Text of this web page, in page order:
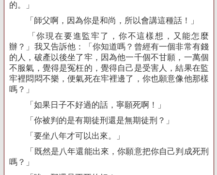
的。」
「師父啊，因為你是和尚，所以會講這種話！」
「你現在要進監牢了，你不這樣想，又能怎麼
辦？」我又告訴他：「你知道嗎？曾經有一個非常有錢
的人，破產以後坐了牢，因為他一千個不甘願，一萬個
不服氣，覺得是冤枉的，覺得自己是受害人，結果在監
牢裡悶悶不樂，便氣死在牢裡邊了，你也願意像他那樣
嗎？」
「如果日子不好過的話，寧願死啊！」
「你被判的是有期徒刑還是無期徒刑？」
「要坐八年才可以出來。」
「既然是八年還能出來，你願意把你自己判成死刑
嗎？」